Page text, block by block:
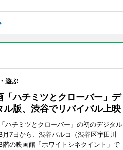
遊ぶ
「ハチミツとクローバー」デ
ル版、渋谷でリバイバル上映
ハチミツとクローバー」の初のデジタル
月7日から、渋谷パルコ（渋谷区宇田川
階の映画館「ホワイトシネクイント」で